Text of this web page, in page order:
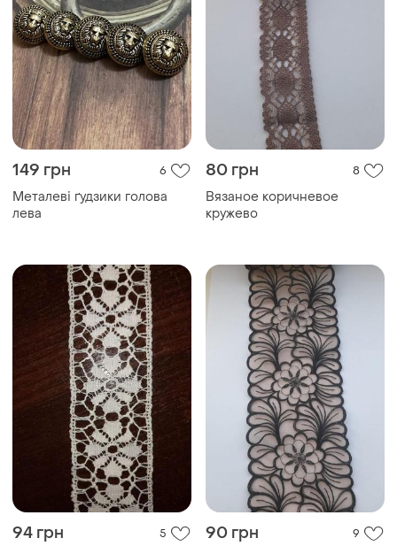
149 грн 6
Металеві ґудзики голова
лева
80 грн 8
Вязаное коричневое
кружево
94 грн 5 90 грн 9